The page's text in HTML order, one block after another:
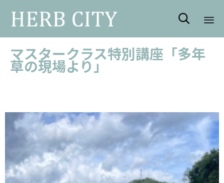

マスタークラス特別講座「多年
草の現場より」